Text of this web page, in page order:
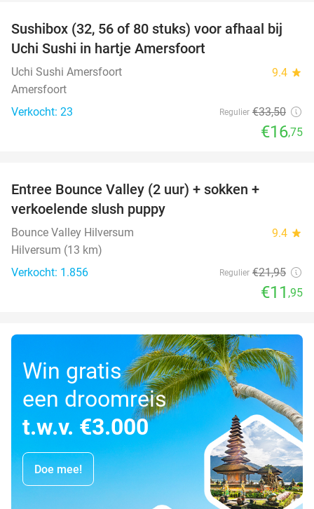
50%
Sushibox (32, 56 of 80 stuks) voor afhaal bij
Uchi Sushi in hartje Amersfoort
Uchi Sushi Amersfoort 9.4 star
Amersfoort
Verkocht: 23
Regulier €33,50
€16,75
Entree Bounce Valley (2 uur) + sokken +
verkoelende slush puppy
Bounce Valley Hilversum 9.4 star
Hilversum (13 km)
Verkocht: 1.856
Regulier €21,95
€11 ,95
Win gratis
een droomreis
t.w.v. €3.000
Doe mee!